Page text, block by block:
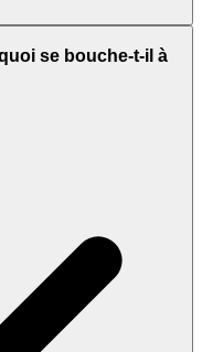
se bouche-t-il à